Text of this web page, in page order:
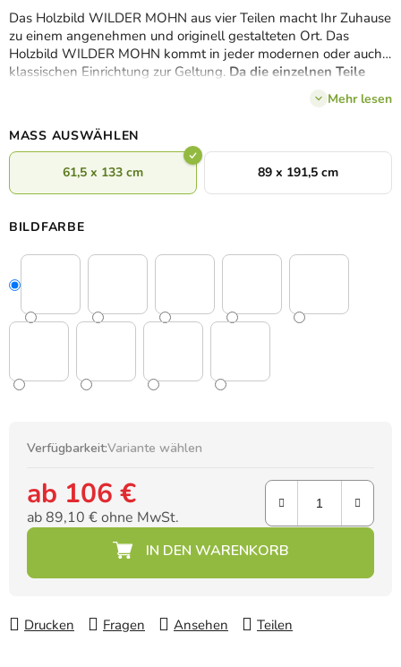
Das Holzbild WILDER MOHN aus vier Teilen macht Ihr Zuhause
zu einem angenehmen und originell gestalteten Ort. Das
Holzbild WILDER MOHN kommt in jeder modernen oder auch
klassischen Einrichtung zur Geltung. Da die einzelnen Teile
, sollte man sie am besten nebeneinander
Mehr lesen
MASS AUSWÄHLEN
61,5 x 133 cm 89 x 191,5 cm
BILDFARBE
Verfügbarkeit:Variante wählen
ab 106 €
ab89,10 €ohne MwSt.
Drucken Fragen Ansehen Teilen